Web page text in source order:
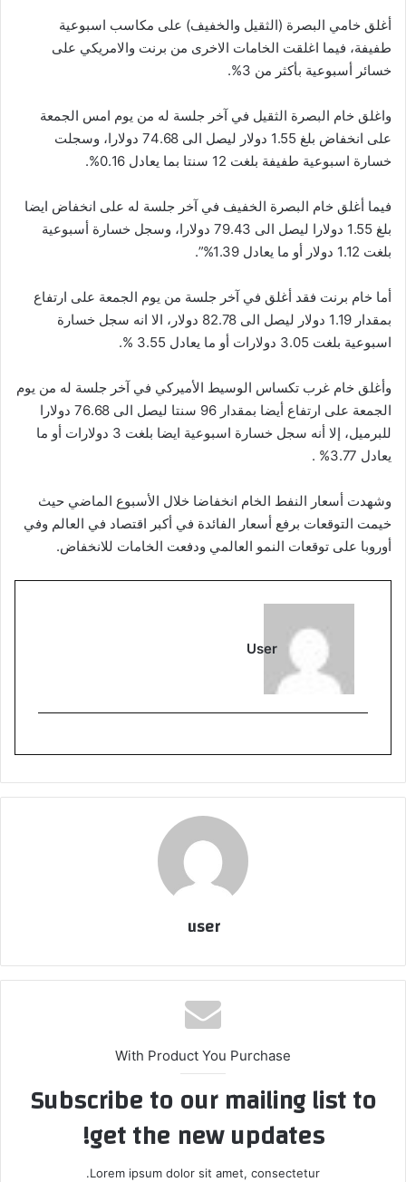
أغلق خامي البصرة (الثقيل والخفيف) على مكاسب اسبوعية
طفيفة، فيما اغلقت الخامات الاخرى من برنت والامريكي على
خسائر أسبوعية بأكثر من 3%.
واغلق خام البصرة الثقيل في آخر جلسة له من يوم امس الجمعة
على انخفاض بلغ 1.55 دولار ليصل الى 74.68 دولارا، وسجلت
خسارة اسبوعية طفيفة بلغت 12 سنتا بما يعادل 0.16%.
فيما أغلق خام البصرة الخفيف في آخر جلسة له على انخفاض ايضا
بلغ 1.55 دولارا ليصل الى 79.43 دولارا، وسجل خسارة أسبوعية
بلغت 1.12 دولار أو ما يعادل 1.39%”.
أما خام برنت فقد أغلق في آخر جلسة من يوم الجمعة على ارتفاع
بمقدار 1.19 دولار ليصل الى 82.78 دولار، الا انه سجل خسارة
اسبوعية بلغت 3.05 دولارات أو ما يعادل 3.55 %.
وأغلق خام غرب تكساس الوسيط الأميركي في آخر جلسة له من يوم
الجمعة على ارتفاع أيضا بمقدار 96 سنتا ليصل الى 76.68 دولارا
للبرميل، إلا أنه سجل خسارة اسبوعية ايضا بلغت 3 دولارات أو ما
يعادل 3.77% .
وشهدت أسعار النفط الخام انخفاضا خلال الأسبوع الماضي حيث
خيمت التوقعات برفع أسعار الفائدة في أكبر اقتصاد في العالم وفي
أوروبا على ‏توقعات النمو العالمي ودفعت الخامات للانخفاض.‏
User
user
With Product You Purchase
Subscribe to our mailing list to
get the new updates!
Lorem ipsum dolor sit amet, consectetur.